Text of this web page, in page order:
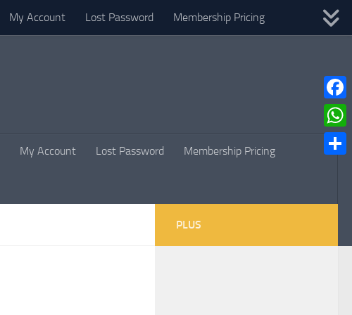
My Account Lost Password Membership Pricing
My Account Lost Password Membership Pricing
PLUS